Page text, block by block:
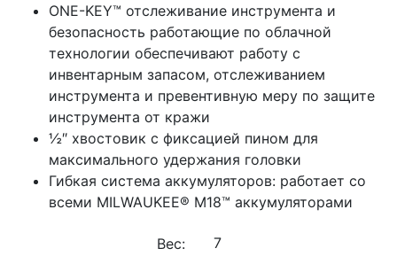
ONE-KEY™ отслеживание инструмента и
безопасность работающие по облачной
технологии обеспечивают работу с
инвентарным запасом, отслеживанием
инструмента и превентивную меру по защите
инструмента от кражи
½″ хвостовик с фиксацией пином для
максимального удержания головки
Гибкая система аккумуляторов: работает со
всеми MILWAUKEE® М18™ аккумуляторами
Вес: